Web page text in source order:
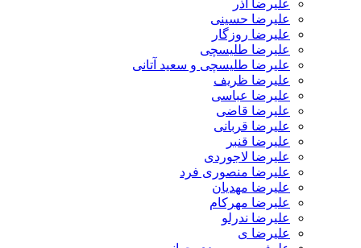
علیرضا آذر
علیرضا حسینی
علیرضا روزگار
علیرضا طلیسچی
علیرضا طلیسچی و سعید آتانی
علیرضا ظریف
علیرضا عباسی
علیرضا قاضی
علیرضا قربانی
علیرضا قنبر
علیرضا لاجوردی
علیرضا منصوری فرد
علیرضا مهدیان
علیرضا مهرکام
علیرضا ندرلو
علیرضا ی